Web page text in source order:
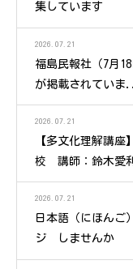
集しています
2026.07.21
福島民報社（7月
が掲載されていま
2026.07.21
【多文化理解講
校 講師：鈴木愛
2026.07.21
日本語（にほん
ジ しませんか